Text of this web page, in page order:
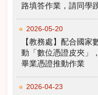
路填答作業，請同學
2026-05-20
【教務處】配合國家
動「數位憑證皮夾」
畢業憑證推動作業
2026-04-23